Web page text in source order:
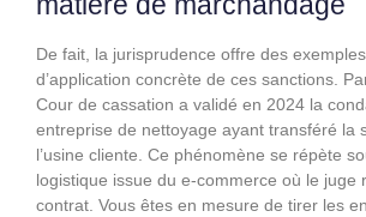
De fait, la jurisprudence offre des
d’application concrète de ces sanctions.
Cour de cassation a validé en 2024 la
entreprise de nettoyage ayant transféré la
l’usine cliente. Ce phénomène se répète
logistique issue du e-commerce où le juge
contrat. Vous êtes en mesure de tirer les